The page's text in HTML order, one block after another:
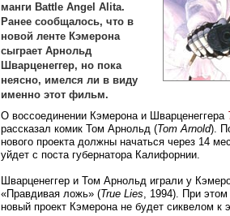
манги Battle Angel Alita.
Ранее сообщалось, что в
новой ленте Кэмерона
сыграет Арнольд
Шварценеггер, но пока
неясно, имелся ли в виду
именно этот фильм.
О воссоединении Кэмерона и Шварценеггера
рассказал комик Том Арнольд (Tom Arnold).
нового проекта должны начаться через 14
уйдет с поста губернатора Калифорнии.
Шварценеггер и Том Арнольд играли у
«Правдивая ложь» (True Lies, 1994). При
новый проект Кэмерона не будет сиквелом к